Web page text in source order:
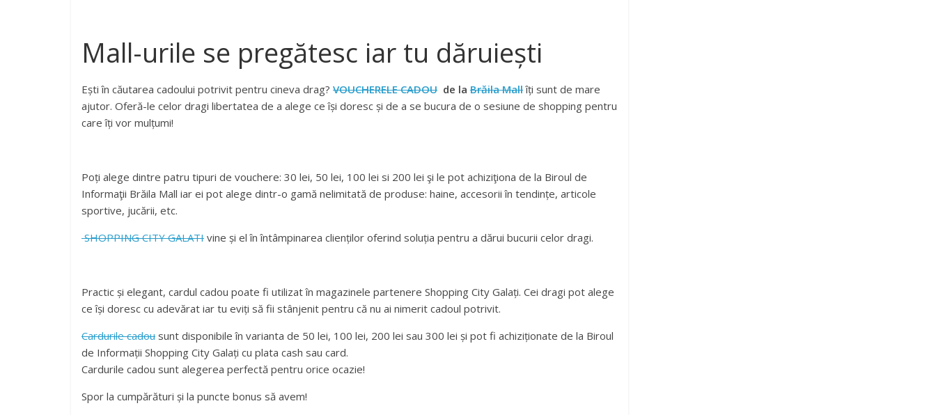
Mall-urile se pregătesc iar tu dăruiești
Ești în căutarea cadoului potrivit pentru cineva drag? VOUCHERELE CADOU de la Brăila Mallîți sunt de mare
ajutor. Oferă-le celor dragi libertatea de a alege ce își doresc și de a se bucura de o sesiune de shopping pentru
care îți vor mulțumi!
Poți alege dintre patru tipuri de vouchere: 30 lei, 50 lei, 100 lei si 200 lei şi le pot achiziţiona de la Biroul de
Informaţii Brăila Mall iar ei pot alege dintr-o gamă nelimitată de produse: haine, accesorii în tendințe, articole
sportive, jucării, etc.
SHOPPING CITY GALATI vine și el în întâmpinarea clienților oferind soluția pentru a dărui bucurii celor dragi.
Practic și elegant, cardul cadou poate fi utilizat în magazinele partenere Shopping City Galați. Cei dragi pot alege
ce își doresc cu adevărat iar tu eviți să fii stânjenit pentru că nu ai nimerit cadoul potrivit.
Cardurile cadou sunt disponibile în varianta de 50 lei, 100 lei, 200 lei sau 300 lei și pot fi achiziționate de la Biroul
de Informații Shopping City Galați cu plata cash sau card.
Cardurile cadou sunt alegerea perfectă pentru orice ocazie!
Spor la cumpărături și la puncte bonus să avem!